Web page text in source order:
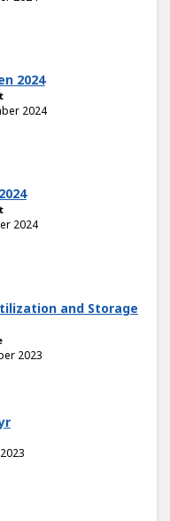
2024
2024
2024
and Storage
2023